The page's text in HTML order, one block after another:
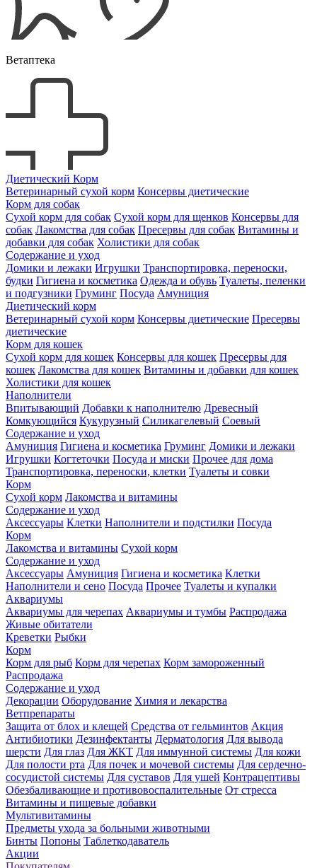
Ветаптека
Диетический Корм
Ветеринарный сухой корм Консервы диетические
Корм для собак
Сухой корм для собак Сухой корм для щенков Консервы для
собак Лакомства для собак Пресервы для собак Витамины и
добавки для собак Холистики для собак
Содержание и уход
Домики и лежаки Игрушки Транспортировка, переноски,
будки Гигиена и косметика Одежда и обувь Туалеты, пеленки
и подгузники Груминг Посуда Амуниция
Диетический корм
Ветеринарный сухой корм Консервы диетические Пресервы
диетические
Корм для кошек
Сухой корм для кошек Консервы для кошек Пресервы для
кошек Лакомства для кошек Витамины и добавки для кошек
Холистики для кошек
Наполнители
Впитывающий Добавки к наполнителю Древесный
Комкующийся Кукурузный Силикагелевый Соевый
Содержание и уход
Амуниция Гигиена и косметика Груминг Домики и лежаки
Игрушки Когтеточки Посуда и миски Прочее для дома
Транспортировка, переноски, клетки Туалеты и совки
Корм
Сухой корм Лакомства и витамины
Содержание и уход
Аксессуары Клетки Наполнители и подстилки Посуда
Корм
Лакомства и витамины Сухой корм
Содержание и уход
Аксессуары Амуниция Гигиена и косметика Клетки
Наполнители и сено Посуда Прочее Туалеты и купалки
Аквариумы
Аквариумы для черепах Аквариумы и тумбы Распродажа
Живые обитатели
Креветки Рыбки
Корм
Корм для рыб Корм для черепах Корм замороженный
Распродажа
Содержание и уход
Декорации Оборудование Химия и лекарства
Ветпрепараты
Защита от блох и клещей Средства от гельминтов Акция
Антибиотики Дезинфектанты Дерматология Для вывода
шерсти Для глаз Для ЖКТ Для иммунной системы Для кожи
Для полости рта Для почек и мочевой системы Для сердечно-
сосудистой системы Для суставов Для ушей Контрацептивы
Обезбаливающие и противовоспалительные От стресса
Витамины и пищевые добавки
Мультивитамины
Предметы ухода за больными животными
Бинты Попоны Таблеткодаватель
Акции